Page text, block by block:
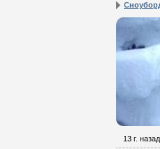
13 г. назад